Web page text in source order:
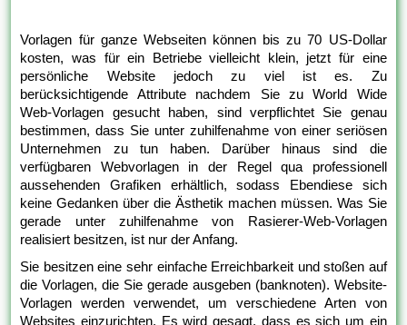
Vorlagen für ganze Webseiten können bis zu 70 US-Dollar
kosten, was für ein Betriebe vielleicht klein, jetzt für eine
persönliche Website jedoch zu viel ist es. Zu
berücksichtigende Attribute nachdem Sie zu World Wide
Web-Vorlagen gesucht haben, sind verpflichtet Sie genau
bestimmen, dass Sie unter zuhilfenahme von einer seriösen
Unternehmen zu tun haben. Darüber hinaus sind die
verfügbaren Webvorlagen in der Regel qua professionell
aussehenden Grafiken erhältlich, sodass Ebendiese sich
keine Gedanken über die Ästhetik machen müssen. Was Sie
gerade unter zuhilfenahme von Rasierer-Web-Vorlagen
realisiert besitzen, ist nur der Anfang.
Sie besitzen eine sehr einfache Erreichbarkeit und stoßen auf
die Vorlagen, die Sie gerade ausgeben (banknoten). Website-
Vorlagen werden verwendet, um verschiedene Arten von
Websites einzurichten. Es wird gesagt, dass es sich um ein